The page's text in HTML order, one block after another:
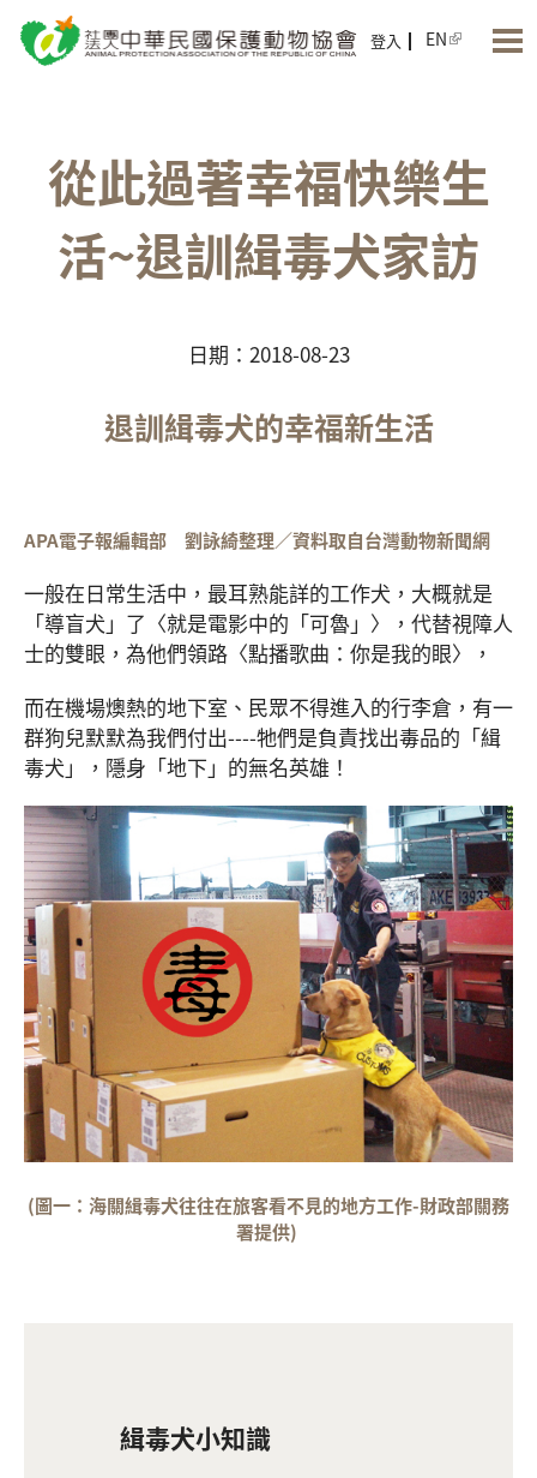
登入 EN
從此過著幸福快樂生
活~退訓緝毒犬家訪
日期：2018-08-23
退訓緝毒犬的幸福新生活
APA電子報編輯部 劉詠綺整理／資料取自台灣動物新聞網
一般在日常生活中，最耳熟能詳的工作犬，大概就是
「導盲犬」了〈就是電影中的「可魯」〉，代替視障人
士的雙眼，為他們領路〈點播歌曲：你是我的眼〉，
而在機場燠熱的地下室、民眾不得進入的行李倉，有一
群狗兒默默為我們付出----牠們是負責找出毒品的「緝
毒犬」，隱身「地下」的無名英雄！
(圖一：海關緝毒犬往往在旅客看不見的地方工作-財政部關務
署提供)
緝毒犬小知識